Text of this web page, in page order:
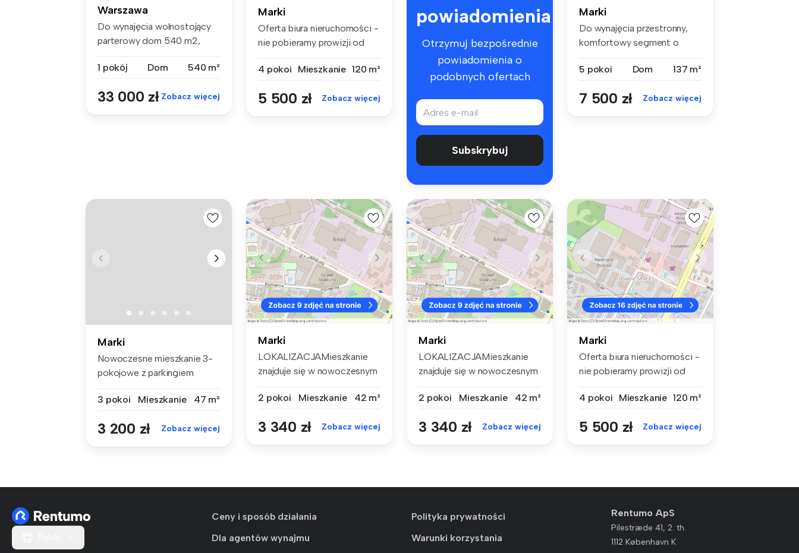
Warszawa
Do wynajęcia wolnostojący
parterowy dom 540 m2,
1 pokój
Dom 540 m²
33 000 zł Zobacz więcej
Marki
Oferta biura nieruchomości -
nie pobieramy prowizji od
4 pokoi
Mieszkanie 120 m²
5 500 zł Zobacz więcej
powiadomienia
Otrzymuj bezpośrednie
powiadomienia o
podobnych ofertach
Subskrybuj
Marki
Do wynajęcia przestronny,
komfortowy segment o
5 pokoi
Dom 137 m²
7 500 zł Zobacz więcej
Marki
Nowoczesne mieszkanie 3-
pokojowe z parkingiem
3 pokoi
Mieszkanie 47 m²
3 200 zł Zobacz więcej
Marki
LOKALIZACJAMieszkanie
znajduje się w nowoczesnym
2 pokoi
Mieszkanie 42 m²
3 340 zł Zobacz więcej
Marki
LOKALIZACJAMieszkanie
znajduje się w nowoczesnym
2 pokoi
Mieszkanie 42 m²
3 340 zł Zobacz więcej
Marki
Oferta biura nieruchomości -
nie pobieramy prowizji od
4 pokoi
Mieszkanie 120 m²
5 500 zł Zobacz więcej
Ceny i sposób działania
Dla agentów wynajmu
Polityka prywatności
Warunki korzystania
Rentumo ApS
Pilestræde 41, 2. th.
1112 København K